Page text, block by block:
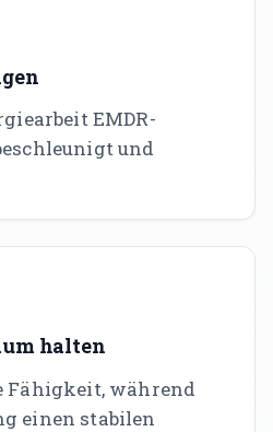
EMDR-
und
halten
Fähigkeit, während
einen stabilen